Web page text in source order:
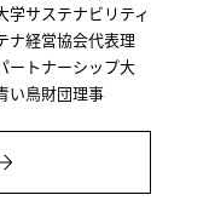
サステナビリティ
ナ経営協会代表理
ートナーシップ大
い鳥財団理事